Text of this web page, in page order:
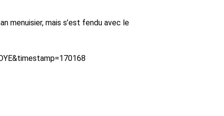
menuisier, mais s’est fendu avec le